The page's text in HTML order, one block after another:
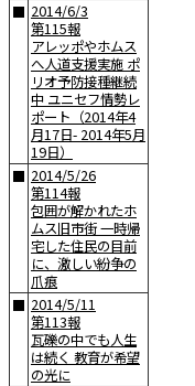
■ 2014/6/3
第115報
アレッポやホムス
へ人道支援実施 ポ
リオ予防接種継続
中 ユニセフ情勢レ
ポート（2014年4
月17日- 2014年5月
19日）
■ 2014/5/26
第114報
包囲が解かれたホ
ムス旧市街 一時帰
宅した住民の目前
に、激しい紛争の
爪痕
■ 2014/5/11
第113報
瓦礫の中でも人生
は続く 教育が希望
の光に